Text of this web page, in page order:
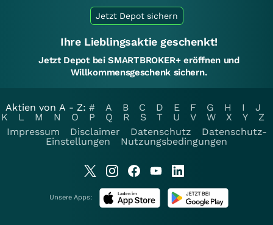
Jetzt Depot sichern
Ihre Lieblingsaktie geschenkt!
Jetzt Depot bei SMARTBROKER+ eröffnen und
Willkommensgeschenk sichern.
Aktien von A - Z: # A B C D E F G H I
J
K
L M N O P Q R S T U V W X Y
Z
Impressum
Disclaimer Datenschutz
Datenschutz-
Einstellungen
Nutzungsbedingungen
Unsere Apps: